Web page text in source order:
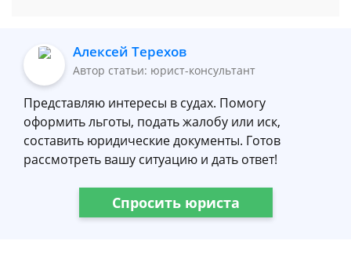
Алексей Терехов
Автор статьи: юрист-консультант
Представляю интересы в судах. Помогу
оформить льготы, подать жалобу или иск,
составить юридические документы. Готов
рассмотреть вашу ситуацию и дать ответ!
Спросить юриста